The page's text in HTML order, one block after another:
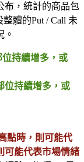
布，統計的商品包
體的Put / Call 未
。
持續增多，或
位持續增多，或
點時，則可能代
可能代表市場情緒